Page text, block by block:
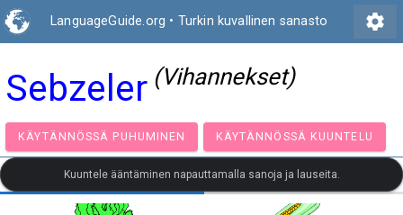
LanguageGuide.org • Turkin kuvallinen sanasto settings
Sebzeler (Vihannekset)
KÄYTÄNNÖSSÄ PUHUMINEN KÄYTÄNNÖSSÄ
Kuuntele ääntäminen napauttamalla sanoja ja lauseita.